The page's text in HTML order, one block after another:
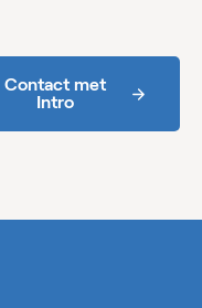
Contact met
Intro